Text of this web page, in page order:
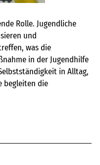
Rolle. Jugendliche
und
was die
in der Jugendhilfe
in Alltag,
begleiten die